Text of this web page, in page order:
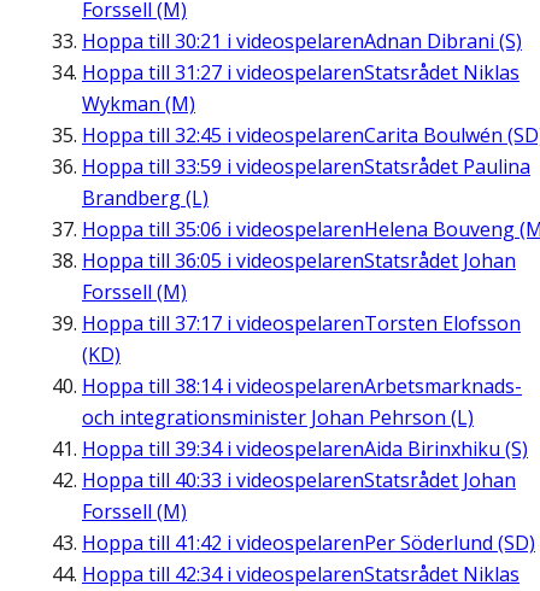
Forssell (M)
Hoppa till 30:21 i videospelarenAdnan Dibrani (S)
Hoppa till 31:27 i videospelarenStatsrådet Niklas
Wykman (M)
Hoppa till 32:45 i videospelarenCarita Boulwén
Hoppa till 33:59 i videospelarenStatsrådet Paulina
Brandberg (L)
Hoppa till 35:06 i videospelarenHelena Bouveng
Hoppa till 36:05 i videospelarenStatsrådet Johan
Forssell (M)
Hoppa till 37:17 i videospelarenTorsten Elofsson
(KD)
Hoppa till 38:14i videospelarenArbetsmarknads-
och integrationsminister Johan Pehrson (L)
Hoppa till 39:34i videospelarenAida Birinxhiku (S)
Hoppa till 40:33 i videospelarenStatsrådet Johan
Forssell (M)
Hoppa till 41:42 i videospelarenPer Söderlund (SD)
Hoppa till 42:34i videospelarenStatsrådet Niklas